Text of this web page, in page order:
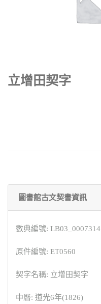
立增田契字
圖書館古文契書資訊
數典編號: LB03_0007314
原件編號: ET0560
契字名稱: 立增田契字
中曆: 道光6年(1826)